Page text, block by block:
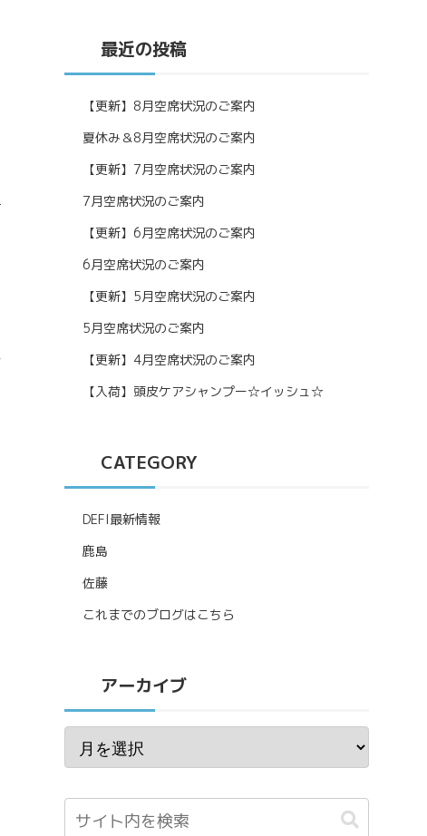
最近の投稿
【更新】8月空席状況のご案内
夏休み＆8月空席状況のご案内
【更新】7月空席状況のご案内
7月空席状況のご案内
【更新】6月空席状況のご案内
6月空席状況のご案内
【更新】5月空席状況のご案内
5月空席状況のご案内
【更新】4月空席状況のご案内
【入荷】頭皮ケアシャンプー☆イッシュ☆
CATEGORY
DEFI最新情報
鹿島
佐藤
これまでのブログはこちら
アーカイブ